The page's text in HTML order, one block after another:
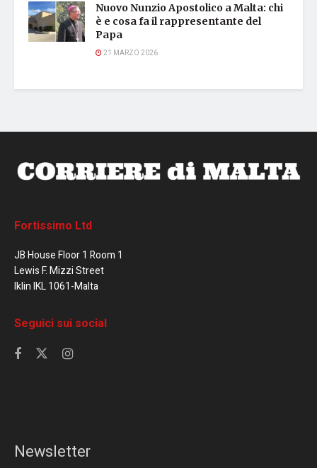
Nuovo Nunzio Apostolico a Malta: chi
è e cosa fa il rappresentante del
Papa
21 MARZO 2026
Fortissimo Ltd
JB House Floor 1 Room 1
Lewis F. Mizzi Street
Iklin IKL 1061-Malta
Seguici sui social
Newsletter